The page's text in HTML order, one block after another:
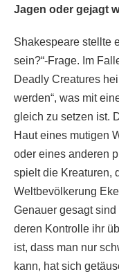
Jagen oder gejagt
Shakespeare stellte
sein?“-Frage. Im
Deadly Creatures
werden“, was mit
gleich zu setzen ist.
Haut eines mutigen
oder eines anderen
spielt die Kreaturen,
Weltbevölkerung
Genauer gesagt
deren Kontrolle ihr
ist, dass man nur
kann, hat sich